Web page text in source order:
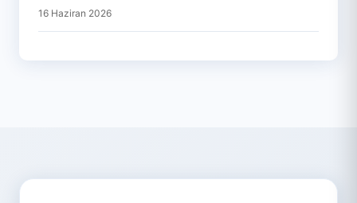
16 Haziran 2026